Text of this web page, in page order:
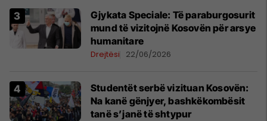
​Gjykata Speciale: Të paraburgosurit
mund të vizitojnë Kosovën për arsye
humanitare
Drejtësi 22/06/2026
Studentët serbë vizituan Kosovën:
Na kanë gënjyer, bashkëkombësit
tanë s’janë të shtypur